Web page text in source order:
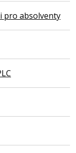
pro absolventy